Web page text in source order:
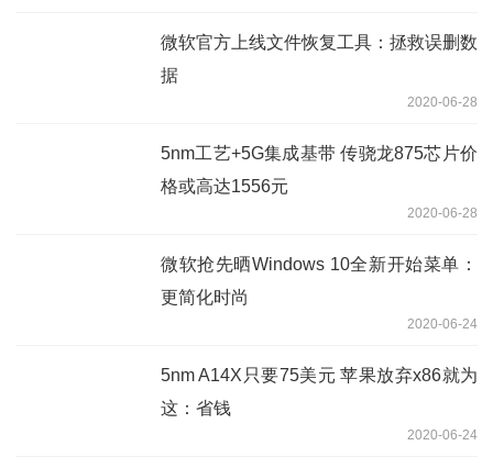
微软官方上线文件恢复工具：拯救误删数
据
2020-06-28
5nm工艺+5G集成基带 传骁龙875芯片价
格或高达1556元
2020-06-28
微软抢先晒Windows 10全新开始菜单：
更简化时尚
2020-06-24
5nm A14X只要75美元 苹果放弃x86就为
这：省钱
2020-06-24